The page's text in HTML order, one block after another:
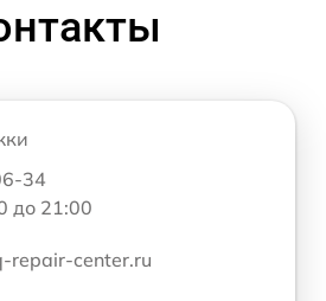
34
до 21:00
repair-center.ru